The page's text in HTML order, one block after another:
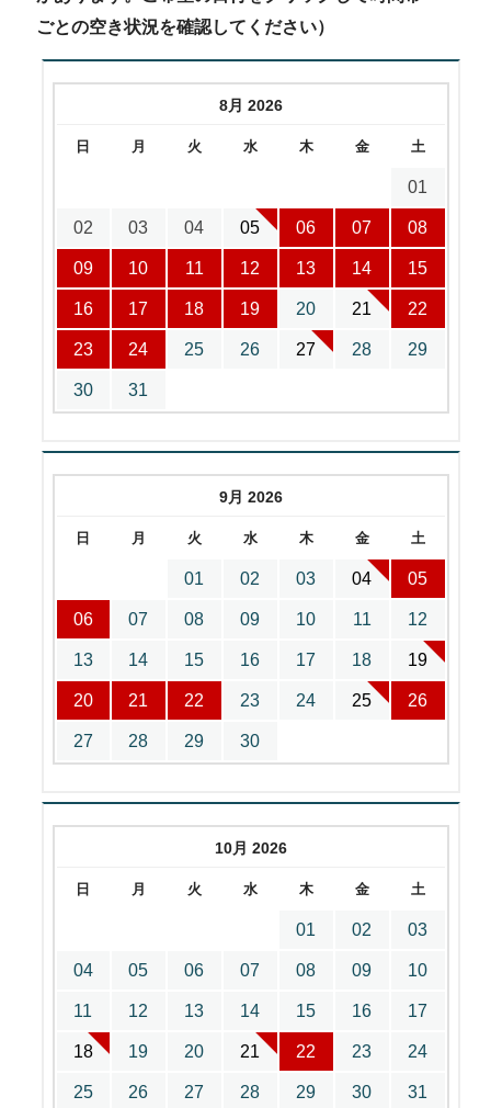
ごとの空き状況を確認してください）
8月 2026
日 月 火 水 木 金 土
01
02 03 04 05 06 07 08
09 10 11 12 13 14 15
16 17 18 19 20 21 22
23 24 25 26 27 28 29
30 31
9月 2026
日 月 火 水 木 金 土
01 02 03 04 05
06 07 08 09 10 11 12
13 14 15 16 17 18 19
20 21 22 23 24 25 26
27 28 29 30
10月 2026
日 月 火 水 木 金 土
01 02 03
04 05 06 07 08 09 10
11 12 13 14 15 16 17
18 19 20 21 22 23 24
25 26 27 28 29 30 31